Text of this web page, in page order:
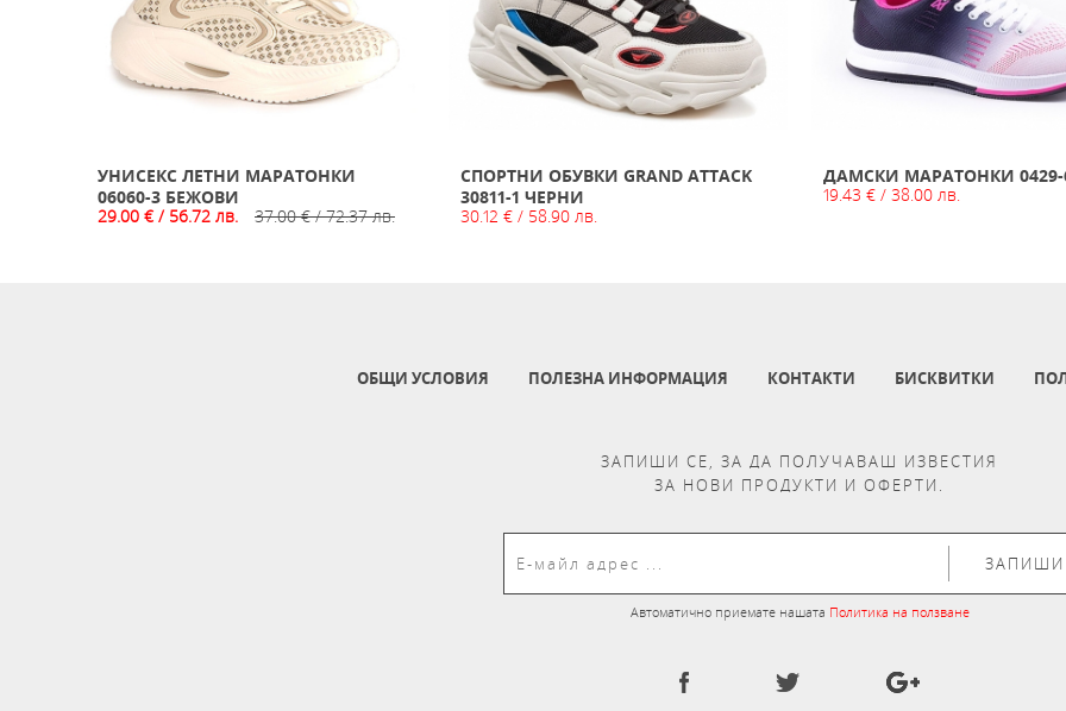
УНИСЕКС ЛЕТНИ МАРАТОНКИ
06060-3 БЕЖОВИ
29.00 € / 56.72 лв.
37.00 € / 72.37 лв.
СПОРТНИ ОБУВКИ GRAND ATTACK
30811-1 ЧЕРНИ
30.12 € / 58.90 лв.
ДАМСКИ МАРАТОНКИ 0429-
19.43 € / 38.00 лв.
ОБЩИ УСЛОВИЯ ПОЛЕЗНА ИНФОРМАЦИЯ КОНТАКТИ БИСКВИТКИ
ЗАПИШИ СЕ, ЗА ДА ПОЛУЧАВАШ ИЗВЕСТИЯ
ЗА НОВИ ПРОДУКТИ И ОФЕРТИ.
ЗАПИШИ
Автоматично приемате нашата Политика на ползване